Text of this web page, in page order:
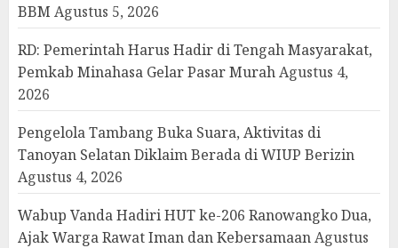
BBM Agustus 5, 2026
RD: Pemerintah Harus Hadir di Tengah Masyarakat,
Pemkab Minahasa Gelar Pasar MurahAgustus 4,
2026
Pengelola Tambang Buka Suara, Aktivitas di
Tanoyan Selatan Diklaim Berada di WIUP Berizin
Agustus 4, 2026
Wabup Vanda Hadiri HUT ke-206 Ranowangko Dua,
Ajak Warga Rawat Iman dan KebersamaanAgustus